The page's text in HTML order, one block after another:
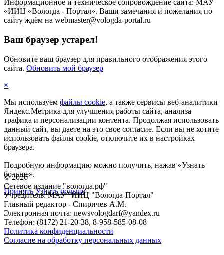
©2026
Сетевое издание "вологда.рф"
Учредитель: МАУ "ИИЦ "Вологда-Портал"
Главный редактор - Спиричев А.М.
Электронная почта: newsvologdarf@yandex.ru
Телефон: (8172) 21-20-38, 8-958-585-08-08
Политика конфиденциальности
Согласие на обработку персональных данных
Информационное и техническое сопровождение сайта: МАУ
«ИИЦ «Вологда - Портал». Ваши замечания и пожелания по
сайту ждём на webmaster@vologda-portal.ru
Ваш браузер устарел!
Обновите ваш браузер для правильного отображения этого
сайта. Обновить мой браузер
×
Мы используем файлы cookie, а также сервисы веб-аналитики
Яндекс.Метрика для улучшения работы сайта, анализа
трафика и персонализации контента. Продолжая использовать
данный сайт, вы даете на это свое согласие. Если вы не хотите
использовать файлы cookie, отключите их в настройках
браузера.
Подробную информацию можно получить, нажав «Узнать
больше».
Принять Узнать больше